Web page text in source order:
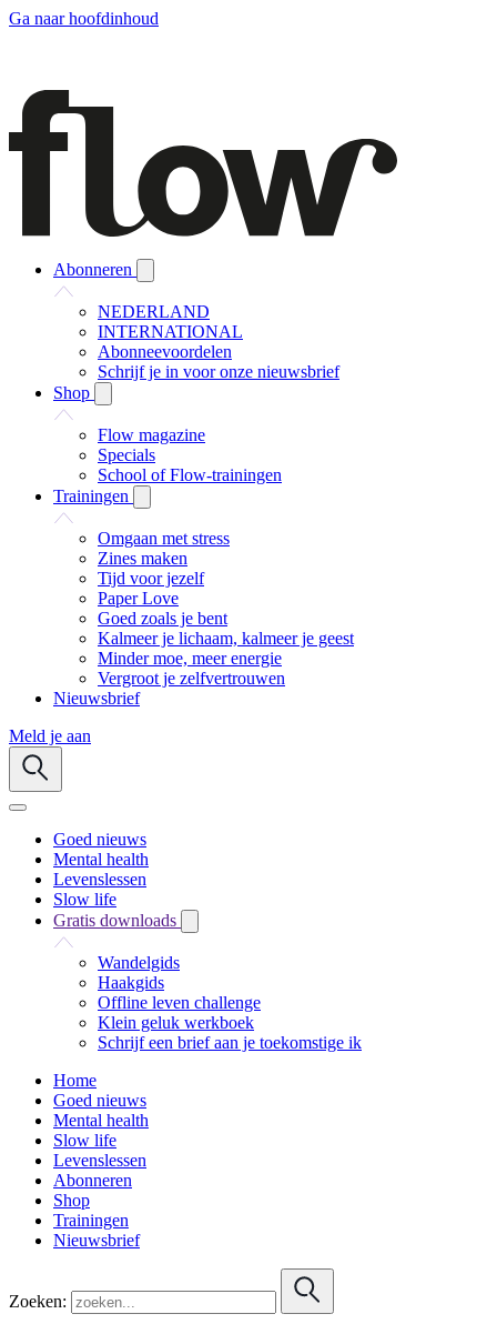
Ga naar hoofdinhoud
Abonneren
NEDERLAND
INTERNATIONAL
Abonneevoordelen
Schrijf je in voor onze nieuwsbrief
Shop
Flow magazine
Specials
School of Flow-trainingen
Trainingen
Omgaan met stress
Zines maken
Tijd voor jezelf
Paper Love
Goed zoals je bent
Kalmeer je lichaam, kalmeer je geest
Minder moe, meer energie
Vergroot je zelfvertrouwen
Nieuwsbrief
Meld je aan
Goed nieuws
Mental health
Levenslessen
Slow life
Gratis downloads
Wandelgids
Haakgids
Offline leven challenge
Klein geluk werkboek
Schrijf een brief aan je toekomstige ik
Home
Goed nieuws
Mental health
Slow life
Levenslessen
Abonneren
Shop
Trainingen
Nieuwsbrief
Zoeken: